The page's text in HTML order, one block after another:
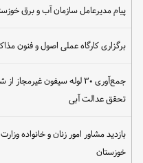
پیام مدیرعامل سازمان آب و برق
برگزاری کارگاه عملی اصول و فنون مذاکره در نشست
جمع‌آوری ۳۰ لوله سیفون
تحقق عدالت آبی
بازدید مشاور امور زنان و خانواده
خوزستان